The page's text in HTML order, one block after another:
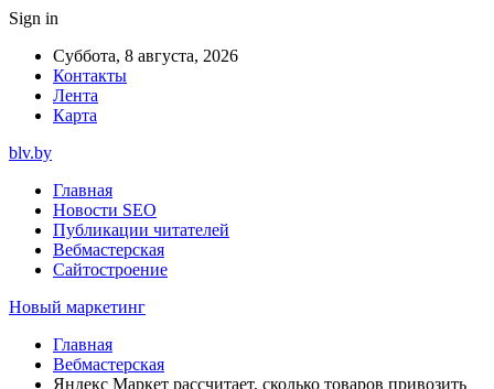
Sign in
Суббота, 8 августа, 2026
Контакты
Лента
Карта
blv.by
Главная
Новости SEO
Публикации читателей
Вебмастерская
Сайтостроение
Новый маркетинг
Главная
Вебмастерская
Яндекс Маркет рассчитает, сколько товаров привозить